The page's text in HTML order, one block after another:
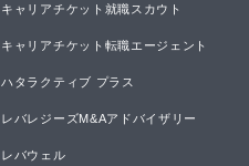
キャリアチケット就職スカウト
キャリアチケット転職エージェント
ハタラクティブ プラス
レバレジーズM&Aアドバイザリー
レバウェル